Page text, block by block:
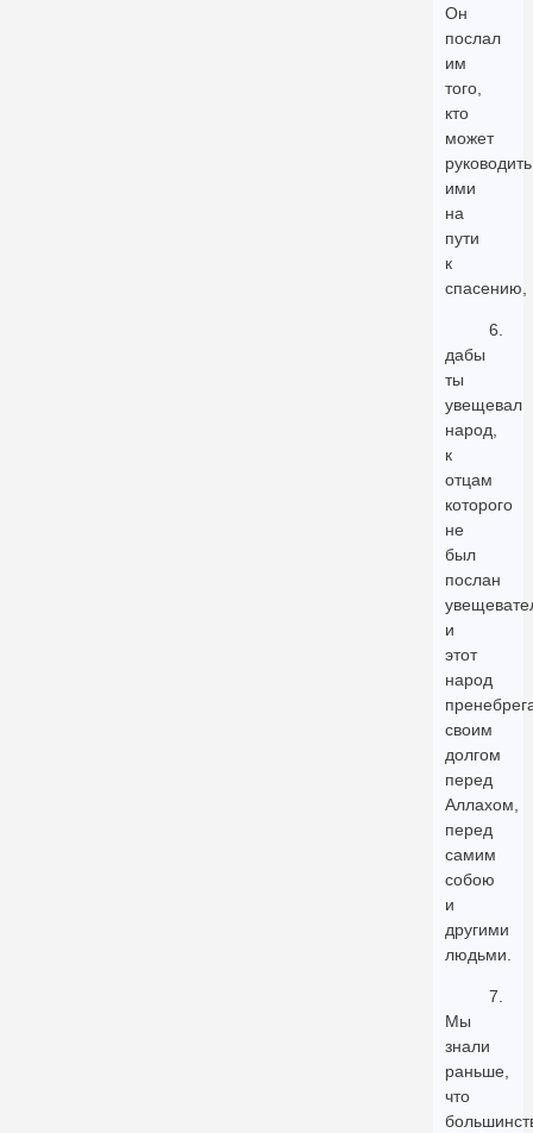
Он
послал
им
того,
кто
может
руководить
ими
на
пути
к
спасению,
6.
дабы
ты
увещевал
народ,
к
отцам
которого
не
был
послан
и
этот
народ
своим
долгом
перед
Аллахом,
перед
самим
собою
и
другими
людьми.
7.
Мы
знали
раньше,
что